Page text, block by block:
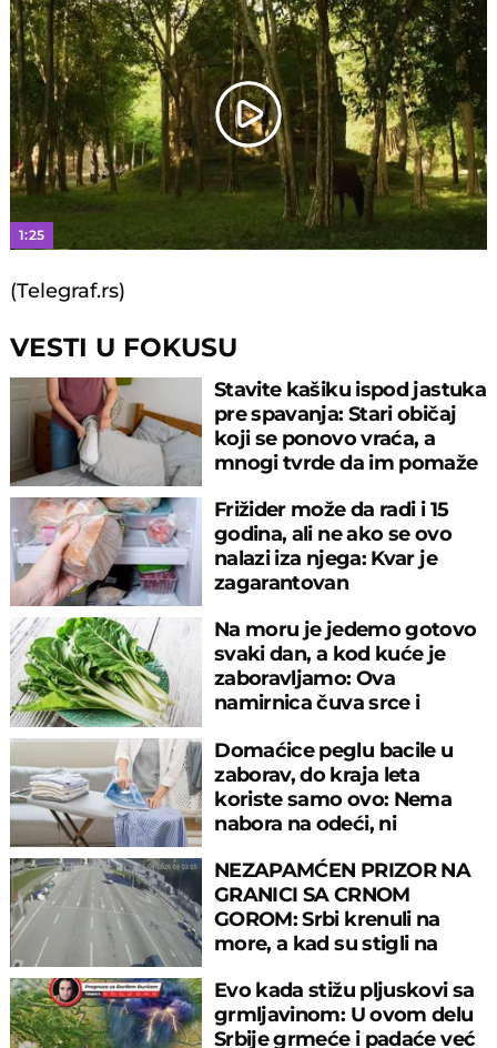
Play
Video
1:25
(Telegraf.rs)
VESTI U FOKUSU
Stavite kašiku ispod jastuka
pre spavanja: Stari običaj
koji se ponovo vraća, a
mnogi tvrde da im pomaže
Frižider može da radi i 15
godina, ali ne ako se ovo
nalazi iza njega: Kvar je
zagarantovan
Na moru je jedemo gotovo
svaki dan, a kod kuće je
zaboravljamo: Ova
namirnica čuva srce i
Domaćice peglu bacile u
zaborav, do kraja leta
koriste samo ovo: Nema
nabora na odeći, ni
NEZAPAMĆEN PRIZOR NA
GRANICI SA CRNOM
GOROM: Srbi krenuli na
more, a kad su stigli na
Evo kada stižu pljuskovi sa
grmljavinom: U ovom delu
Srbije grmeće i padaće već